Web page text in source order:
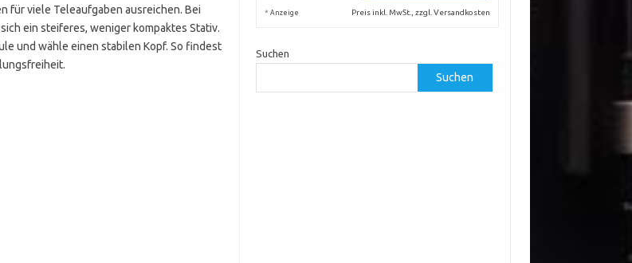
für viele Teleaufgaben ausreichen. Bei
ein steiferes, weniger kompaktes Stativ.
und wähle einen stabilen Kopf. So findest
* Anzeige Preis inkl. MwSt., zzgl. Versandkosten
Suchen
Suchen